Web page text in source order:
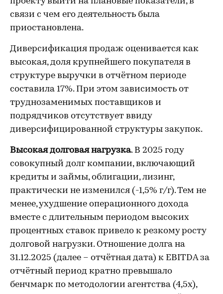
связи с чем его деятельность была
приостановлена.
Диверсификация продаж оценивается как
высокая, доля крупнейшего покупателя в
структуре выручки в отчётном периоде
составила 17%. При этом зависимость от
труднозаменимых поставщиков и
подрядчиков отсутствует ввиду
диверсифицированной структуры закупок.
Высокая долговая нагрузка. В 2025 году
совокупный долг компании, включающий
кредиты и займы, облигации, лизинг,
практически не изменился (-1,5% г/г). Тем не
менее, ухудшение операционного дохода
вместе с длительным периодом высоких
процентных ставок привело к резкому росту
долговой нагрузки. Отношение долга на
31.12.2025 (далее – отчётная дата) к EBITDA за
отчётный период кратно превышало
бенчмарк по методологии агентства (4,5х),